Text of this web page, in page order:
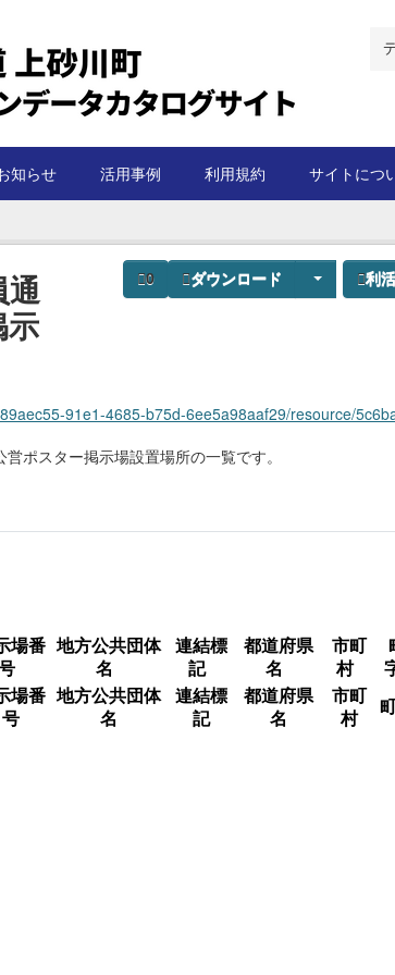
知らせ 活用事例 利用規約 サイトにつ
0 ダウンロード 利
通
4685-b75d-6ee5a98aaf29/resource/5c6ba7b8-c8dc-400a-98d9-
ポスター掲示場設置場所の一覧です。